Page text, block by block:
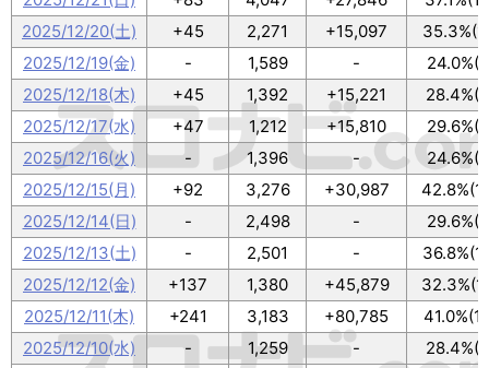
2025/12/20(土)
+45 2,271 +15,097
2025/12/19(金)
- 1,589 -
2025/12/18(木)
+45 1,392 +15,221
2025/12/17(水)
+47 1,212 +15,810
2025/12/16(火)
- 1,396 -
2025/12/15(月)
+92 3,276 +30,987
2025/12/14(日)
- 2,498 -
2025/12/13(土)
- 2,501 -
2025/12/12(金)
+137 1,380 +45,879
2025/12/11(木)
+241 3,183 +80,785
2025/12/10(水)
- 1,259 -